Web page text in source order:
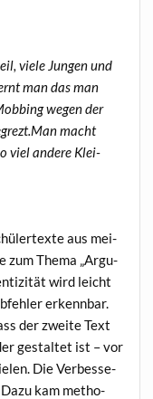
vie­le Jun­gen und
man das man
wegen der
macht
viel ande­re Klei­
aus mei­
zum The­ma „Argu­
wird leicht
erkenn­bar.
der zwei­te Text
gestal­tet ist – vor
Die Ver­bes­se­
kam metho­